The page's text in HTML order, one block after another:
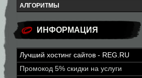
АЛГОРИТМЫ
ИНФОРМАЦИЯ
Лучший хостинг сайтов - REG.RU
Промокод 5% скидки на услуги